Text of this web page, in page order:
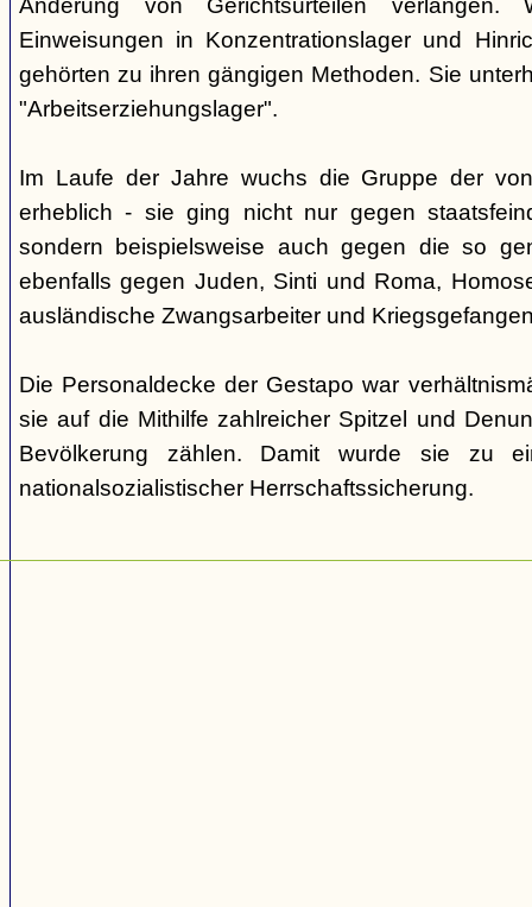
Änderung von Gerichtsurteilen verlangen.
Einweisungen in Konzentrationslager und
gehörten zu ihren gängigen Methoden. Sie
"Arbeitserziehungslager".
Im Laufe der Jahre wuchs die Gruppe der
erheblich - sie ging nicht nur gegen
sondern beispielsweise auch gegen die so
ebenfalls gegen Juden, Sinti und Roma,
ausländische Zwangsarbeiter und
Die Personaldecke der Gestapo war
sie auf die Mithilfe zahlreicher Spitzel und
Bevölkerung zählen. Damit wurde sie zu
nationalsozialistischer Herrschaftssicherung.